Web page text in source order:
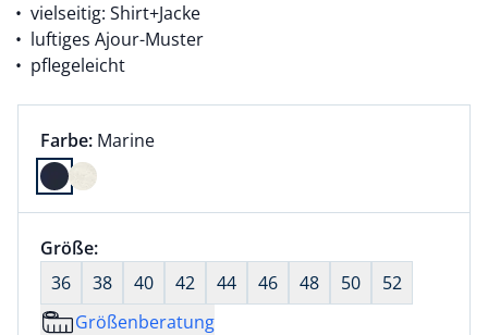
vielseitig: Shirt+Jacke
luftiges Ajour-Muster
pflegeleicht
Farbauswahl:
Farbe: aktuell ausgewählt:
Marine
Farbe Marine ausgewählt
Größenauswahl:
Größe:nichts ausgewählt
36
38 40 42 44 46 48 50
52
Größenberatung